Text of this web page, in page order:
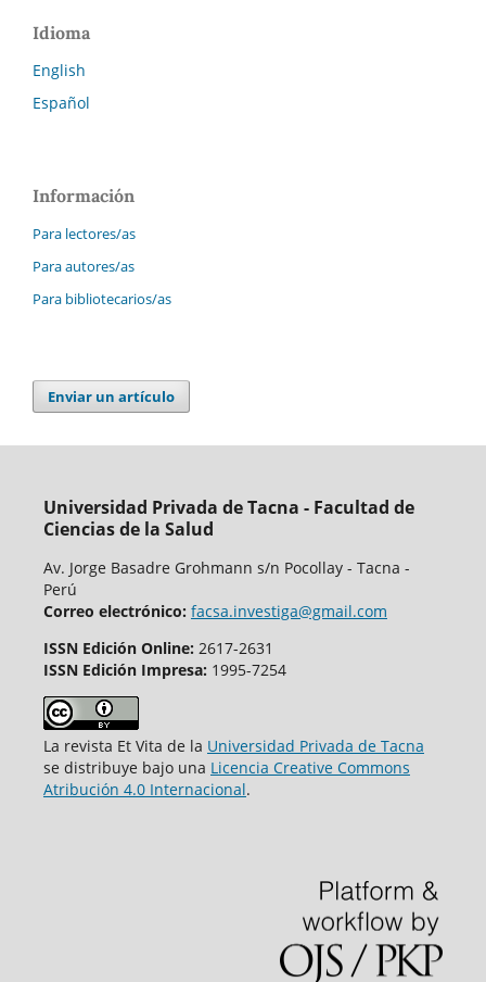
Idioma
English
Español
Información
Para lectores/as
Para autores/as
Para bibliotecarios/as
Enviar un artículo
Universidad Privada de Tacna - Facultad de
Ciencias de la Salud
Av. Jorge Basadre Grohmann s/n Pocollay - Tacna -
Perú
Correo electrónico: facsa.investiga@gmail.com
ISSN Edición Online: 2617-2631
ISSN Edición Impresa: 1995-7254
La revista Et Vita de la Universidad Privada de Tacna
se distribuye bajo una Licencia Creative Commons
Atribución 4.0 Internacional.